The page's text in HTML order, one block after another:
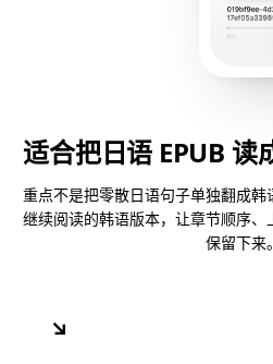
适合把日语 EPUB 读
重点不是把零散日语句子单独翻成
继续阅读的韩语版本，让章节顺序
保留下来。
↘